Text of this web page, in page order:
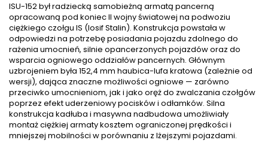
ISU-152 był radziecką samobieżną armatą pancerną
opracowaną pod koniec II wojny światowej na podwoziu
ciężkiego czołgu IS (Iosif Stalin). Konstrukcja powstała w
odpowiedzi na potrzebę posiadania pojazdu zdolnego do
rażenia umocnień, silnie opancerzonych pojazdów oraz do
wsparcia ogniowego oddziałów pancernych. Głównym
uzbrojeniem była 152,4 mm haubica-lufa kratowa (zależnie od
wersji), dająca znaczne możliwości ogniowe — zarówno
przeciwko umocnieniom, jak i jako oręż do zwalczania czołgów
poprzez efekt uderzeniowy pocisków i odłamków. Silna
konstrukcja kadłuba i masywna nadbudowa umożliwiały
montaż ciężkiej armaty kosztem ograniczonej prędkości i
mniejszej mobilności w porównaniu z lżejszymi pojazdami.